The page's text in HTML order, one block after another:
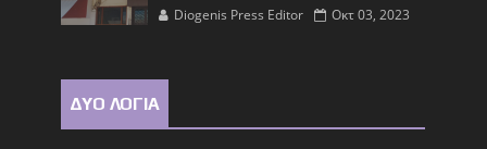
Diogenis Press Editor Οκτ 03, 2023
ΔΥΟ ΛΟΓΙΑ